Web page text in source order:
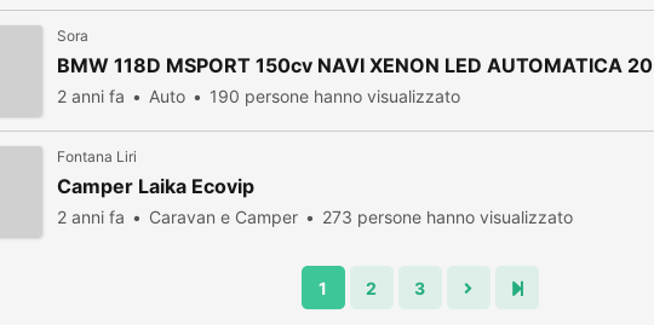
Sora
BMW 118D MSPORT 150cv NAVI XENON LED AUTOMATICA 20
2 anni fa Auto 190 persone hanno visualizzato
Fontana Liri
Camper Laika Ecovip
2 anni fa Caravan e Camper 273 persone hanno visualizzato
1 2 3